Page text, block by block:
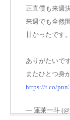
正直僕も来週
来週でも全然
甘かったです。
ありがたいです
またひとつ身
https://t.co/
— 蓬莱一斗